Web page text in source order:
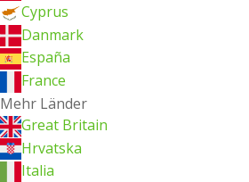
Cyprus
Danmark
España
France
Mehr Länder
Great Britain
Hrvatska
Italia